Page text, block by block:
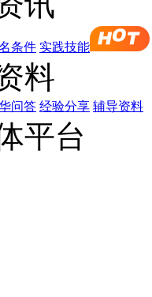
条件 实践技能
料
问答 经验分享 辅导资料
平台